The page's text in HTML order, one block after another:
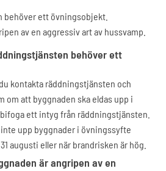
behöver ett övningsobjekt.
av en aggressiv art av hussvamp.
behöver ett
kontakta räddningstjänsten och
om att byggnaden ska eldas upp i
ett intyg från räddningstjänsten.
upp byggnader i övningssyfte
augusti eller när brandrisken är hög.
är angripen av en